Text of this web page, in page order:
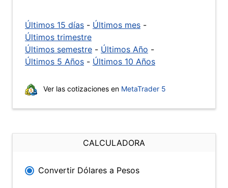
Últimos 15 días - Últimos mes -
Últimos trimestre
Últimos semestre - Últimos Año -
Últimos 5 Años - Últimos 10 Años
Ver las cotizaciones en MetaTrader 5
CALCULADORA
Convertir Dólares a Pesos